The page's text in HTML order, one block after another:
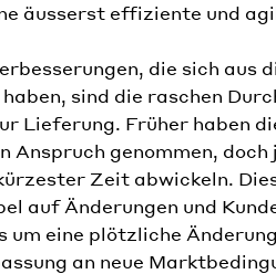
äusserst effiziente und
die sich aus
sind die raschen
Lieferung. Früher haben
Anspruch genommen,
Zeit abwickeln.
auf Änderungen und
um eine plötzliche
an neue